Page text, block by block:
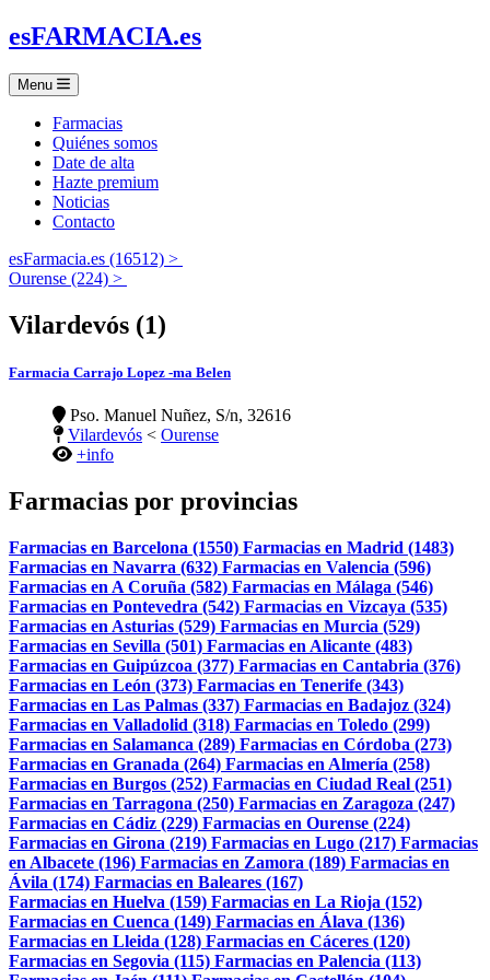
esFARMACIA.es
Menu
Farmacias
Quiénes somos
Date de alta
Hazte premium
Noticias
Contacto
esFarmacia.es (16512) >
Ourense (224) >
Vilardevós (1)
Farmacia Carrajo Lopez -ma Belen
Pso. Manuel Nuñez, S/n, 32616
Vilardevós < Ourense
+info
Farmacias por provincias
Farmacias en Barcelona (1550) Farmacias en Madrid (1483)
Farmacias en Navarra (632) Farmacias en Valencia (596)
Farmacias en A Coruña (582) Farmacias en Málaga (546)
Farmacias en Pontevedra (542) Farmacias en Vizcaya (535)
Farmacias en Asturias (529) Farmacias en Murcia (529)
Farmacias en Sevilla (501) Farmacias en Alicante (483)
Farmacias en Guipúzcoa (377) Farmacias en Cantabria (376)
Farmacias en León (373) Farmacias en Tenerife (343)
Farmacias en Las Palmas (337) Farmacias en Badajoz (324)
Farmacias en Valladolid (318) Farmacias en Toledo (299)
Farmacias en Salamanca (289) Farmacias en Córdoba (273)
Farmacias en Granada (264) Farmacias en Almería (258)
Farmacias en Burgos (252) Farmacias en Ciudad Real (251)
Farmacias en Tarragona (250) Farmacias en Zaragoza (247)
Farmacias en Cádiz (229) Farmacias en Ourense (224)
Farmacias en Girona (219) Farmacias en Lugo (217) Farmacias
en Albacete (196) Farmacias en Zamora (189) Farmacias en
Ávila (174) Farmacias en Baleares (167)
Farmacias en Huelva (159) Farmacias en La Rioja (152)
Farmacias en Cuenca (149) Farmacias en Álava (136)
Farmacias en Lleida (128) Farmacias en Cáceres (120)
Farmacias en Segovia (115) Farmacias en Palencia (113)